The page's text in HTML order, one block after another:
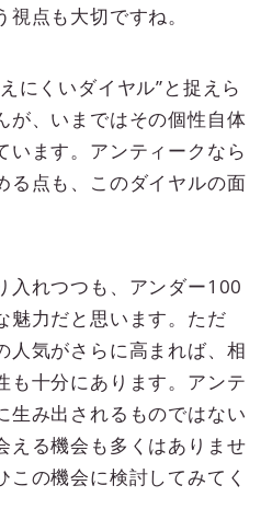
点も大切ですね。
にくいダイヤル”と捉えら
が、いまではその個性自体
います。アンティークなら
る点も、このダイヤルの面
入れつつも、アンダー100
魅力だと思います。ただ
人気がさらに高まれば、相
も十分にあります。アンテ
生み出されるものではない
える機会も多くはありませ
この機会に検討してみてく